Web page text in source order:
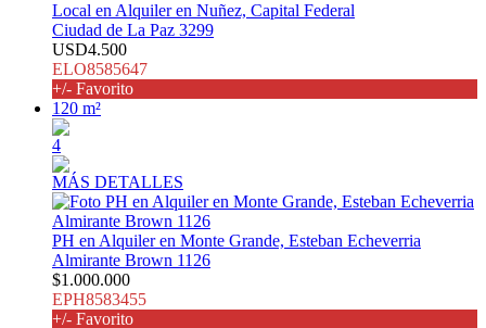
Local en Alquiler en Nuñez, Capital Federal
Ciudad de La Paz 3299
USD4.500
ELO8585647
+/- Favorito
120 m²
4
MÁS DETALLES
PH en Alquiler en Monte Grande, Esteban Echeverria
Almirante Brown 1126
$1.000.000
EPH8583455
+/- Favorito